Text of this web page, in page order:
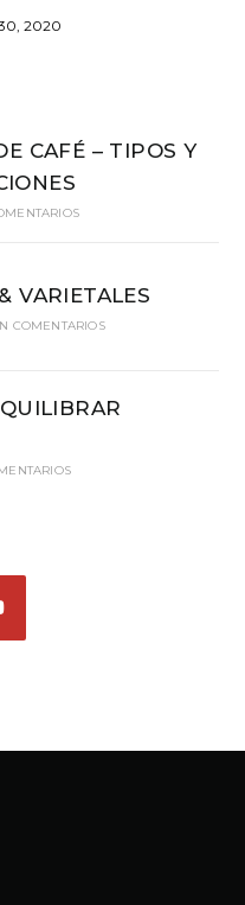
2020
CAFÉ – TIPOS Y
VARIETALES
COMENTARIOS